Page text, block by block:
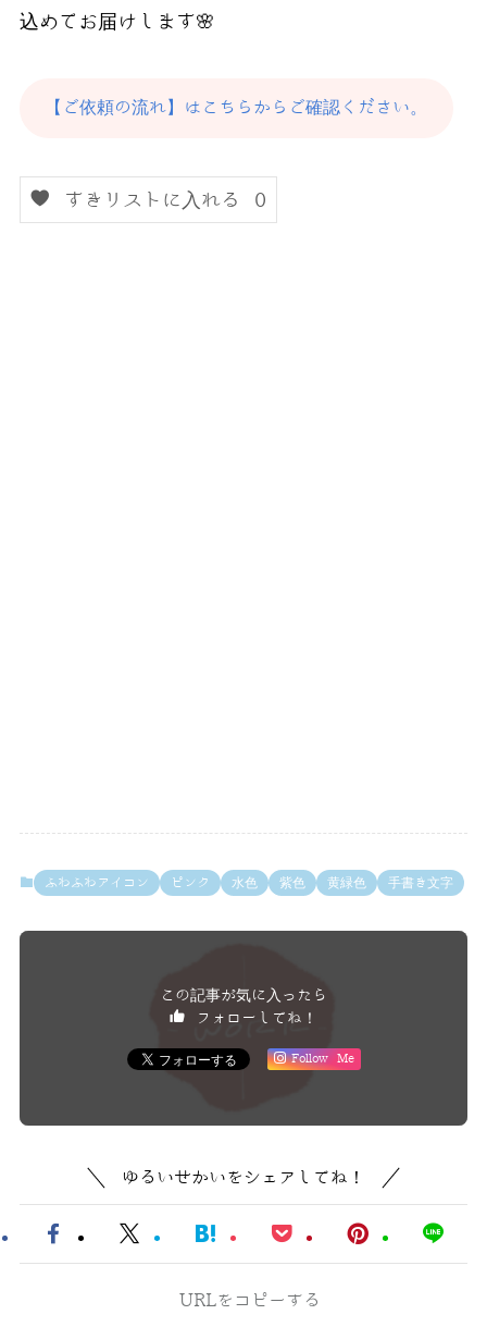
込めてお届けします🌸
【ご依頼の流れ】はこちらからご確認ください。
すきリストに入れる 0
ふわふわアイコン ピンク 水色 紫色 黄緑色 手書き文字
この記事が気に入ったら
フォローしてね！
Follow Me
ゆるいせかいをシェアしてね！
URLをコピーする